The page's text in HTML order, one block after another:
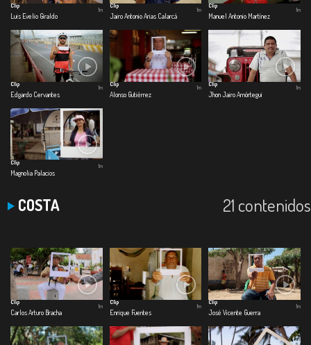
Clip
Luis Evelio Giraldo
1m
Clip
Jairo Antonio Arias Calarcá
1m
Clip
Manuel Antonio Martínez
1m
Clip
Edgardo Cervantes
1m
Clip
Alonso Gutiérrez
1m
Clip
Jhon Jairo Amórtegui
1m
Clip
Magnolia Palacios
1m
COSTA 21 contenidos
Clip
Carlos Arturo Bracha
1m
Clip
Enrique Fuentes
1m
Clip
José Vicente Guerra
1m